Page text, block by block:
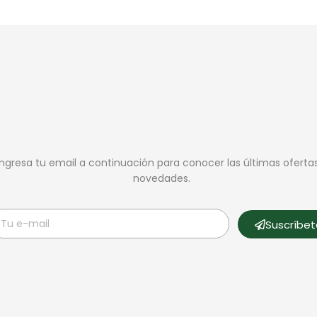
tu email a continuación para conocer las últimas
novedades.